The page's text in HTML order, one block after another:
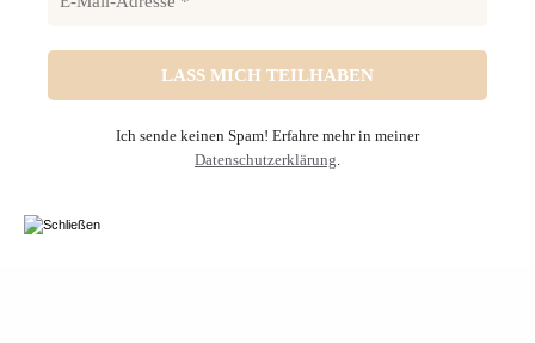
Ich sende keinen Spam! Erfahre mehr in meiner
Datenschutzerklärung.